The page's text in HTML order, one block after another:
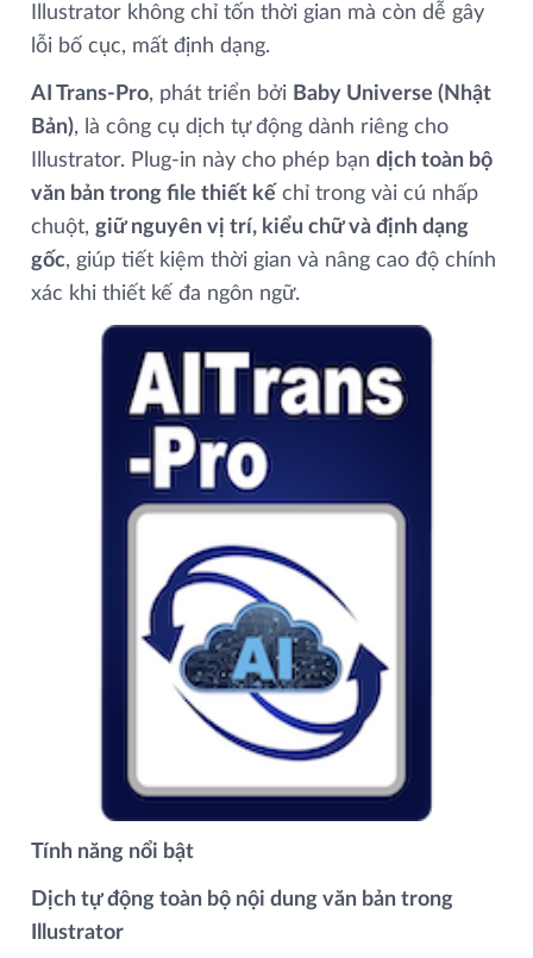
Illustrator không chỉ tốn thời gian mà còn dễ gây
lỗi bố cục, mất định dạng.
AI Trans‑Pro, phát triển bởi Baby Universe (Nhật
Bản), là công cụ dịch tự động dành riêng cho
Illustrator. Plug-in này cho phép bạn dịch toàn bộ
văn bản trong file thiết kế chỉ trong vài cú nhấp
chuột, giữ nguyên vị trí, kiểu chữ và định dạng
gốc, giúp tiết kiệm thời gian và nâng cao độ chính
xác khi thiết kế đa ngôn ngữ.
Tính năng nổi bật
Dịch tự động toàn bộ nội dung văn bản trong
Illustrator